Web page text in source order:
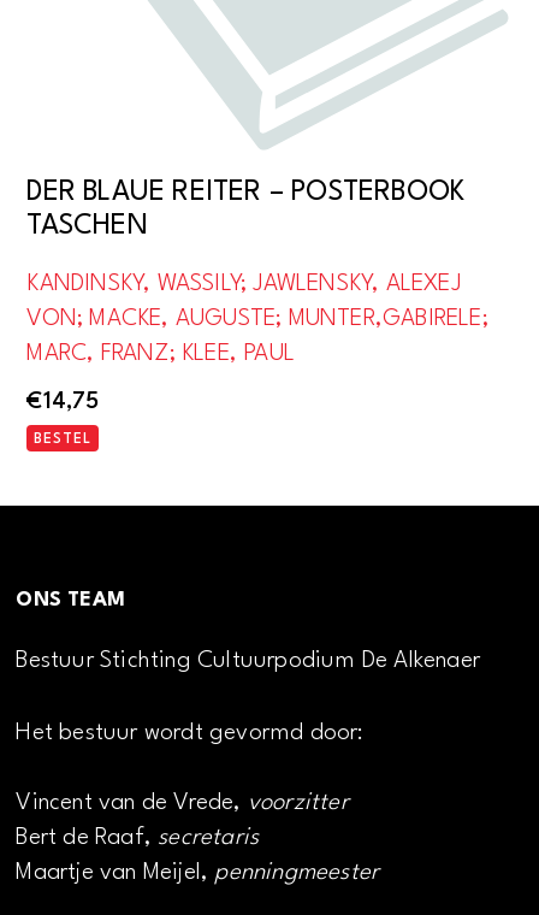
DER BLAUE REITER – POSTERBOOK
TASCHEN
KANDINSKY, WASSILY; JAWLENSKY, ALEXEJ
VON; MACKE, AUGUSTE; MUNTER,GABIRELE;
MARC, FRANZ; KLEE, PAUL
€14,75
BESTEL
ONS TEAM
Bestuur Stichting Cultuurpodium De Alkenaer
Het bestuur wordt gevormd door:
Vincent van de Vrede, voorzitter
Bert de Raaf, secretaris
Maartje van Meijel, penningmeester